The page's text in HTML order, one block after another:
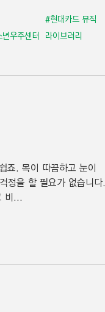
우주센터
#현대카드 뮤직
라이브러리
죠. 목이 따끔하고 눈이
정을 할 필요가 없습니다.
비...